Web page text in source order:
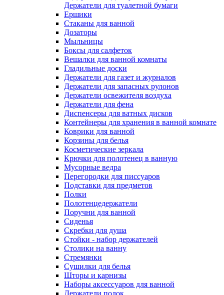
Держатели для туалетной бумаги
Ершики
Стаканы для ванной
Дозаторы
Мыльницы
Боксы для салфеток
Вешалки для ванной комнаты
Гладильные доски
Держатели для газет и журналов
Держатели для запасных рулонов
Держатели освежителя воздуха
Держатели для фена
Диспенсеры для ватных дисков
Контейнеры для хранения в ванной комнате
Коврики для ванной
Корзины для белья
Косметические зеркала
Крючки для полотенец в ванную
Мусорные ведра
Перегородки для писсуаров
Подставки для предметов
Полки
Полотенцедержатели
Поручни для ванной
Сиденья
Скребки для душа
Стойки - набор держателей
Столики на ванну
Стремянки
Сушилки для белья
Шторы и карнизы
Наборы аксессуаров для ванной
Держатели полок